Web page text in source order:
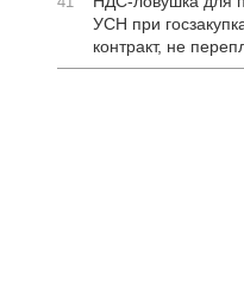
УСН при
контракт, не